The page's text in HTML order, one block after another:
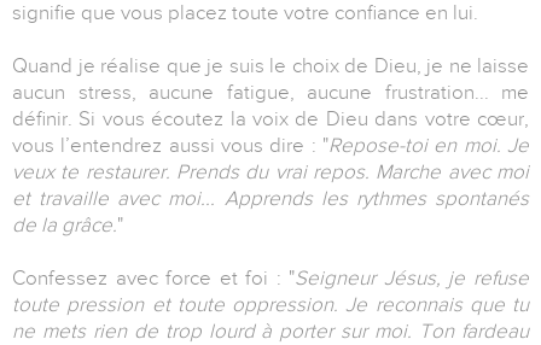
signifie que vous placez toute votre confiance en lui.
Quand je réalise que je suis le choix de Dieu, je ne laisse
aucun stress, aucune fatigue, aucune frustration... me
définir. Si vous écoutez la voix de Dieu dans votre cœur,
vous l’entendrez aussi vous dire : "Repose-toi en moi. Je
veux te restaurer. Prends du vrai repos. Marche avec moi
et travaille avec moi... Apprends les rythmes spontanés
de la grâce."
Confessez avec force et foi : "Seigneur Jésus, je refuse
toute pression et toute oppression. Je reconnais que tu
ne mets rien de trop lourd à porter sur moi. Ton fardeau